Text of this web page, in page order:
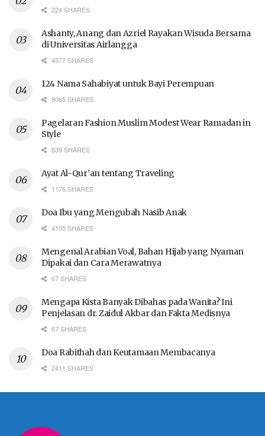
224 SHARES
Ashanty, Anang dan Azriel Rayakan Wisuda Bersama
di Universitas Airlangga
4377 SHARES
124 Nama Sahabiyat untuk Bayi Perempuan
9065 SHARES
Pagelaran Fashion Muslim Modest Wear Ramadan in
Style
639 SHARES
Ayat Al-Qur’an tentang Traveling
1176 SHARES
Doa Ibu yang Mengubah Nasib Anak
4105 SHARES
Mengenal Arabian Voal, Bahan Hijab yang Nyaman
Dipakai dan Cara Merawatnya
67 SHARES
Mengapa Kista Banyak Dibahas pada Wanita? Ini
Penjelasan dr. Zaidul Akbar dan Fakta Medisnya
67 SHARES
Doa Rabithah dan Keutamaan Membacanya
2411 SHARES